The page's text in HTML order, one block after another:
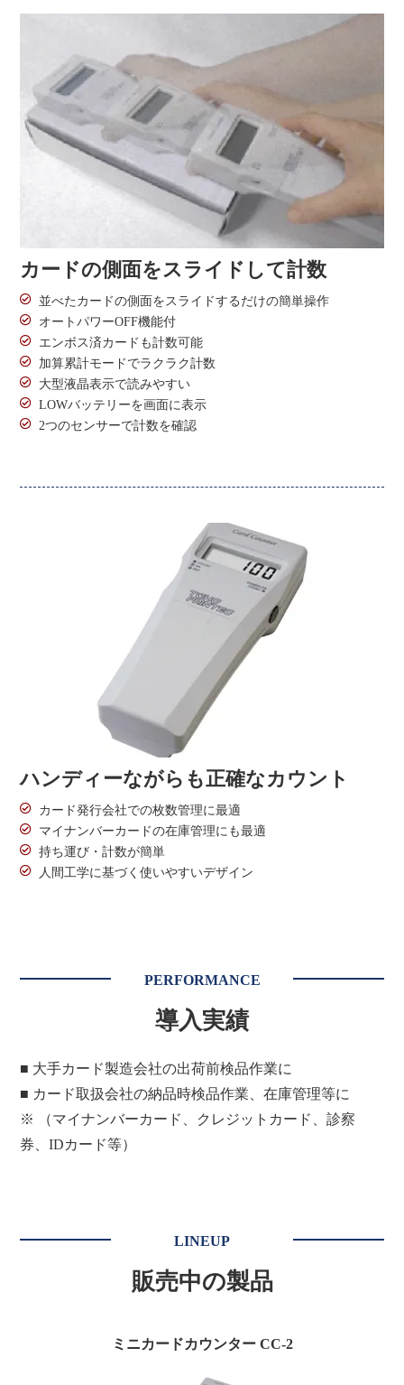
カードの側面をスライドして計数
並べたカードの側面をスライドするだけの簡単操作
オートパワーOFF機能付
エンボス済カードも計数可能
加算累計モードでラクラク計数
大型液晶表示で読みやすい
LOWバッテリーを画面に表示
2つのセンサーで計数を確認
ハンディーながらも正確なカウント
カード発行会社での枚数管理に最適
マイナンバーカードの在庫管理にも最適
持ち運び・計数が簡単
人間工学に基づく使いやすいデザイン
PERFORMANCE
導入実績
■ 大手カード製造会社の出荷前検品作業に
■ カード取扱会社の納品時検品作業、在庫管理等に
※ （マイナンバーカード、クレジットカード、診察
券、IDカード等）
LINEUP
販売中の製品
ミニカードカウンター CC-2